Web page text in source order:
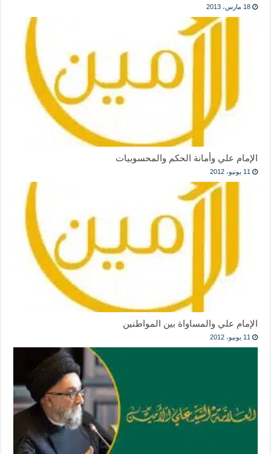
18 مارس، 2013
الإمام علي وأمانة الحكم والمحسوبيات
11 يونيو، 2012
الإمام علي والمساواة بين المواطنين
11 يونيو، 2012